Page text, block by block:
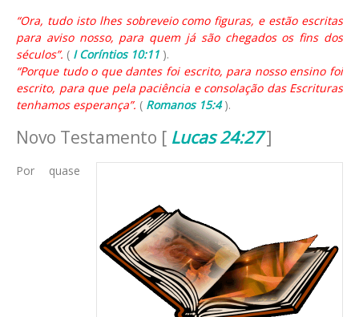
“Ora, tudo isto lhes sobreveio como figuras, e estão escritas
para aviso nosso, para quem já são chegados os fins dos
séculos”. ( I Coríntios 10:11 ).
“Porque tudo o que dantes foi escrito, para nosso ensino foi
escrito, para que pela paciência e consolação das Escrituras
tenhamos esperança”. ( Romanos 15:4).
Novo Testamento [ Lucas 24:27]
Por quase